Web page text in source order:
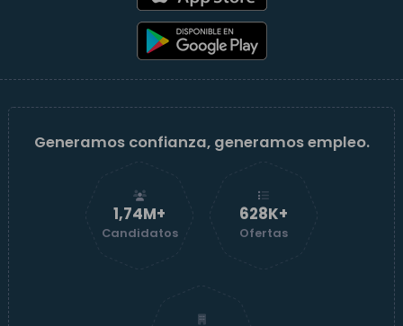
Generamos confianza, generamos empleo.
1,74M+
Candidatos
629K+
Ofertas